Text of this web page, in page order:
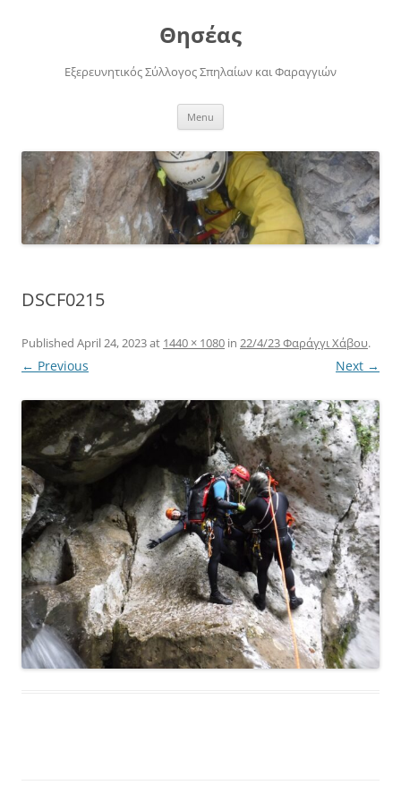
Θησέας
Εξερευνητικός Σύλλογος Σπηλαίων και Φαραγγιών
Menu
DSCF0215
Published April 24, 2023at 1440 × 1080 in 22/4/23 Φαράγγι Χάβου.
← Previous Next →